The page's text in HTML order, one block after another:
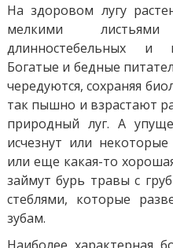
На здоровом лугу
мелкими
длинностебельных и
Богатые и бедные
чередуются, сохраняя
так пышно и взрастают
природный луг. А
исчезнут или
или еще какая-то
займут бурь травы с
стеблями, которые
зубам.
Наиболее характерная